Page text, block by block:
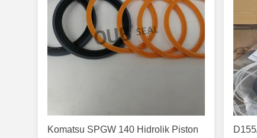
Komatsu SPGW 140 Hidrolik Piston